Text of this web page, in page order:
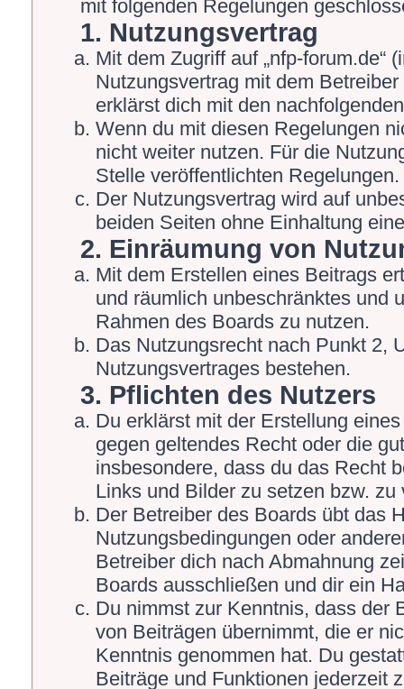
mit folgenden Regelungen
1. Nutzungsvertrag
Mit dem Zugriff auf „nfp-forum.de“
Nutzungsvertrag mit dem
erklärst dich mit den
Wenn du mit diesen Regelungen
nicht weiter nutzen. Für die
Stelle veröffentlichten Regelungen.
Der Nutzungsvertrag wird auf
beiden Seiten ohne Einhaltung
2. Einräumung von
Mit dem Erstellen eines Beitrags
und räumlich unbeschränktes und
Rahmen des Boards zu nutzen.
Das Nutzungsrecht nach Punkt 2,
Nutzungsvertrages bestehen.
3. Pflichten des Nutzers
Du erklärst mit der Erstellung
gegen geltendes Recht oder die
insbesondere, dass du das Recht
Links und Bilder zu setzen bzw. zu
Der Betreiber des Boards übt das
Nutzungsbedingungen oder
Betreiber dich nach Abmahnung
Boards ausschließen und dir ein
Du nimmst zur Kenntnis, dass der
von Beiträgen übernimmt, die er
Kenntnis genommen hat. Du
Beiträge und Funktionen jederzeit